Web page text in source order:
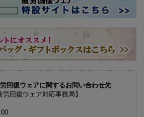
回復ウェアに関するお問い合わせ先
労回復ウェア対応事務局】